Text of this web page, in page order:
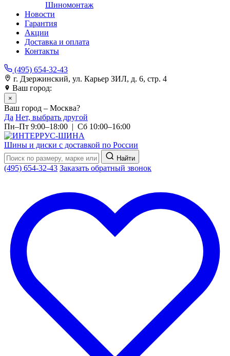
Шиномонтаж
Новости
Гарантия
Акции
Доставка и оплата
Контакты
(495) 654-32-43
г. Дзержинский, ул. Карьер ЗИЛ, д. 6, стр. 4
Ваш город:
×
Ваш город – Москва?
Да Нет, выбрать другой
Пн–Пт 9:00–18:00 | Сб 10:00–16:00
Шины и диски с доставкой по России
Найти
(495) 654-32-43 Заказать обратный звонок